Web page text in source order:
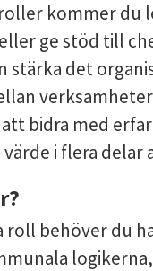
kommer du
ge stöd till
det
bidra med
i flera delar
roll behöver du